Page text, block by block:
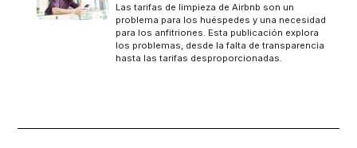
Las tarifas de limpieza de Airbnb son un
problema para los huéspedes y una necesidad
para los anfitriones. Esta publicación explora
los problemas, desde la falta de transparencia
hasta las tarifas desproporcionadas.